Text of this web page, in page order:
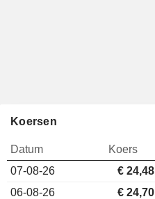
Koersen
Datum Koers
07-08-26
€ 24,48
06-08-26
€ 24,70